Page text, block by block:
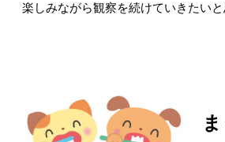
楽しみながら観察を続けていきたいと